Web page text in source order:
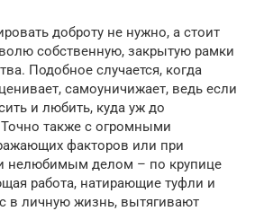
доброту не нужно, а стоит
собственную, закрытую рамки
Подобное случается, когда
самоуничижает, ведь если
и любить, куда уж до
также с огромными
факторов или при
нелюбимым делом – по крупице
работа, натирающие туфли и
в личную жизнь, вытягивают